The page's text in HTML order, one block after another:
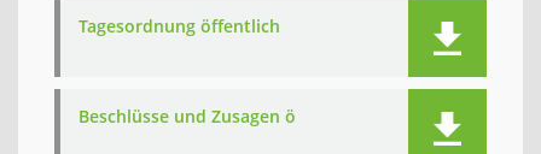
Tagesordnung öffentlich
Beschlüsse und Zusagen ö